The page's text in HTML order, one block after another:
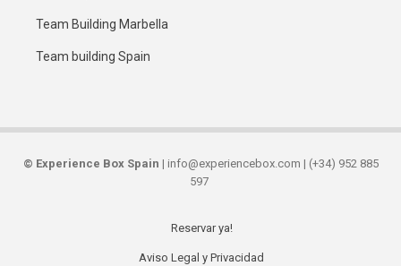
Team Building Marbella
Team building Spain
© Experience Box Spain | info@experiencebox.com | (+34) 952 885
597
Reservar ya!
Aviso Legal y Privacidad